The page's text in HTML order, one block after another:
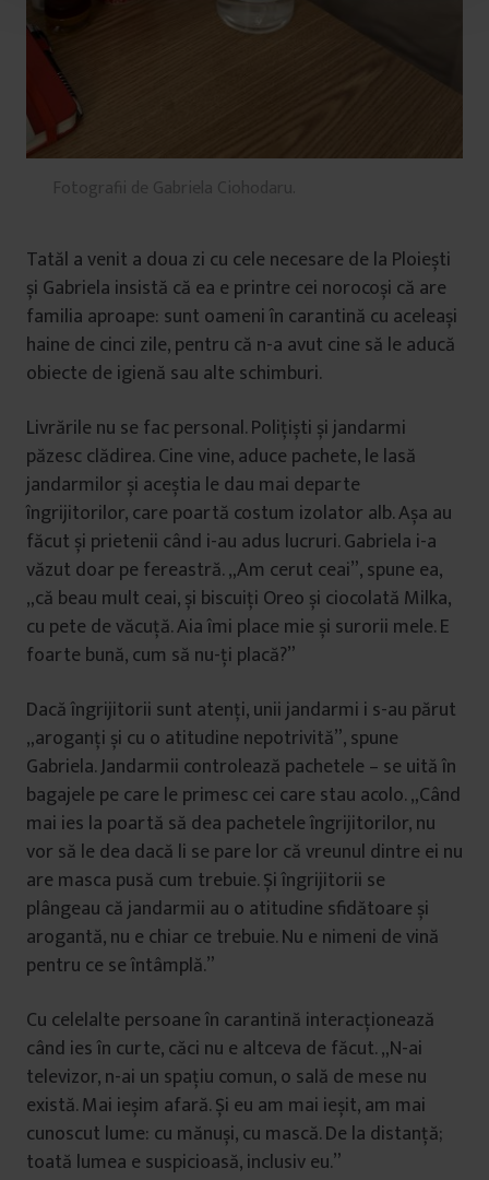
Fotografii de Gabriela Ciohodaru.
Tatăl a venit a doua zi cu cele necesare de la Ploiești
și Gabriela insistă că ea e printre cei norocoși că are
familia aproape: sunt oameni în carantină cu aceleași
haine de cinci zile, pentru că n-a avut cine să le aducă
obiecte de igienă sau alte schimburi.
Livrările nu se fac personal. Polițiști și jandarmi
păzesc clădirea. Cine vine, aduce pachete, le lasă
jandarmilor și aceștia le dau mai departe
îngrijitorilor, care poartă costum izolator alb. Așa au
făcut și prietenii când i-au adus lucruri. Gabriela i-a
văzut doar pe fereastră. „Am cerut ceai”, spune ea,
„că beau mult ceai, și biscuiți Oreo și ciocolată Milka,
cu pete de văcuță. Aia îmi place mie și surorii mele. E
foarte bună, cum să nu-ți placă?”
Dacă îngrijitorii sunt atenți, unii jandarmi i s-au părut
„aroganți și cu o atitudine nepotrivită”, spune
Gabriela. Jandarmii controlează pachetele – se uită în
bagajele pe care le primesc cei care stau acolo. „Când
mai ies la poartă să dea pachetele îngrijitorilor, nu
vor să le dea dacă li se pare lor că vreunul dintre ei nu
are masca pusă cum trebuie. Și îngrijitorii se
plângeau că jandarmii au o atitudine sfidătoare și
arogantă, nu e chiar ce trebuie. Nu e nimeni de vină
pentru ce se întâmplă.”
Cu celelalte persoane în carantină interacționează
când ies în curte, căci nu e altceva de făcut. „N-ai
televizor, n-ai un spațiu comun, o sală de mese nu
există. Mai ieșim afară. Și eu am mai ieșit, am mai
cunoscut lume: cu mănuși, cu mască. De la distanță;
toată lumea e suspicioasă, inclusiv eu.”